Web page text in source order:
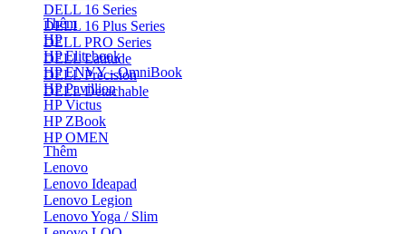
DELL 16 Series
DELL 16 Plus Series
DELL PRO Series
DELL Latitude
DELL Precision
DELL Detachable
Thêm
HP
HP Elitebook
HP ENVY - OmniBook
HP Pavillion
HP Victus
HP ZBook
HP OMEN
Thêm
Lenovo
Lenovo Ideapad
Lenovo Legion
Lenovo Yoga / Slim